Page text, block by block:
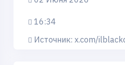
16:34
Источник: x.com/